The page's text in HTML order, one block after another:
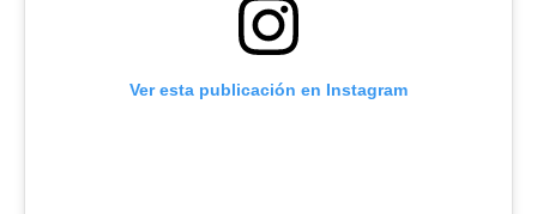
Ver esta publicación en Instagram